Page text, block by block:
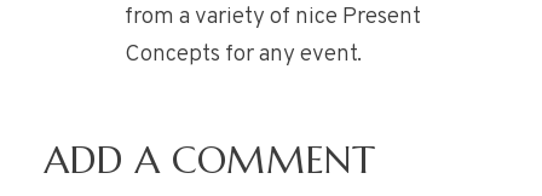
from a variety of nice Present
Concepts for any event.
ADD A COMMENT